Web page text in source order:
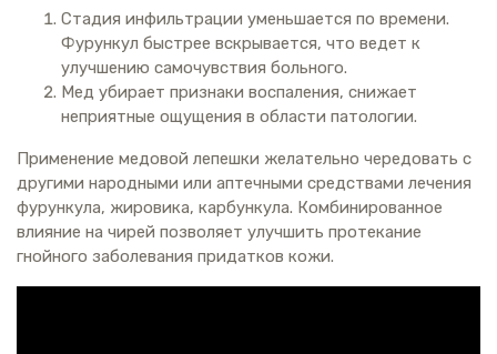
Стадия инфильтрации уменьшается по времени.
Фурункул быстрее вскрывается, что ведет к
улучшению самочувствия больного.
Мед убирает признаки воспаления, снижает
неприятные ощущения в области патологии.
Применение медовой лепешки желательно чередовать с
другими народными или аптечными средствами лечения
фурункула, жировика, карбункула. Комбинированное
влияние на чирей позволяет улучшить протекание
гнойного заболевания придатков кожи.